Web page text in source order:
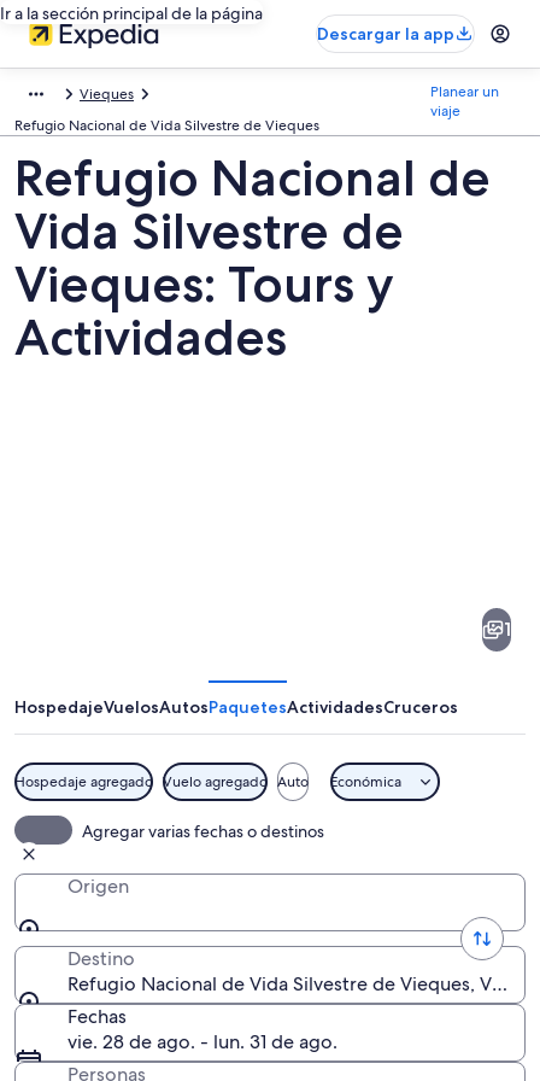
Ir a la sección principal de la página
Descargar la app
Vieques
Refugio Nacional de Vida Silvestre de Vieques
Planear un
viaje
Refugio Nacional de
Vida Silvestre de
Vieques: Tours y
Actividades
Vida
de
Vieques
1
HospedajeVuelosAutosPaquetesActividadesCruceros
Hospedaje agregado Vuelo agregado Auto Económica
Agregar varias fechas o destinos
Origen
Destino
Refugio Nacional de Vida Silvestre de Vieques,
Fechas
vie. 28 de ago. - lun. 31 de ago.
Personas